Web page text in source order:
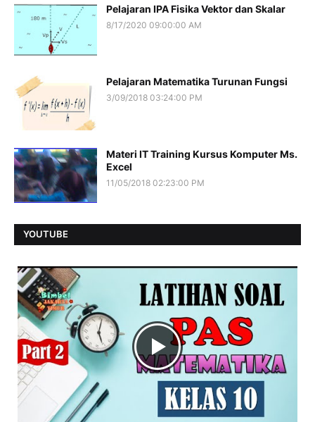
Pelajaran IPA Fisika Vektor dan Skalar
8/17/2020 09:00:00 AM
Pelajaran Matematika Turunan Fungsi
3/09/2018 03:24:00 PM
Materi IT Training Kursus Komputer Ms.
Excel
11/05/2018 02:23:00 PM
YOUTUBE